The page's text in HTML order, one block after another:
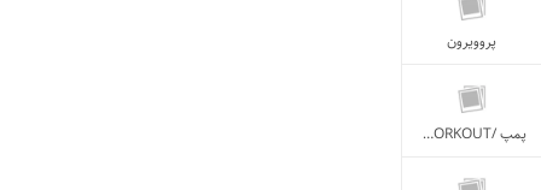
پروویرون
پمپ /PRE-WORKOUT